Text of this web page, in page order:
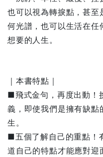
也可以視為轉捩點，甚
何光譜，也可以生活在任
想要的人生。
｜本書特點｜
■飛式金句，再度出動！
義，即使我們是擁有缺點
生。
■五個了解自己的重點！
道自己的特點才能應對迎